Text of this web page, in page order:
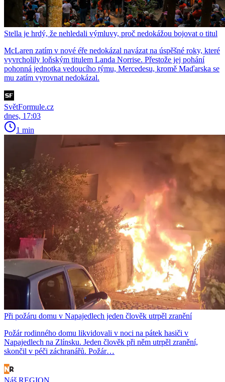
Stella je hrdý, že nehledali výmluvy, proč nedokážou bojovat o titul
McLaren zatím v nové éře nedokázal navázat na úspěšné roky, které
vyvrcholily loňským titulem Landa Norrise. Přestože jej pohání
pohonná jednotka vedoucího týmu, Mercedesu, kromě Maďarska se
mu zatím vyrovnat nedokázal.
SvětFormule.cz
dnes, 17:03
1 min
Při požáru domu v Napajedlech jeden člověk utrpěl zranění
Požár rodinného domu likvidovali v noci na pátek hasiči v
Napajedlech na Zlínsku. Jeden člověk při něm utrpěl zranění,
skončil v péči záchranářů. Požár…